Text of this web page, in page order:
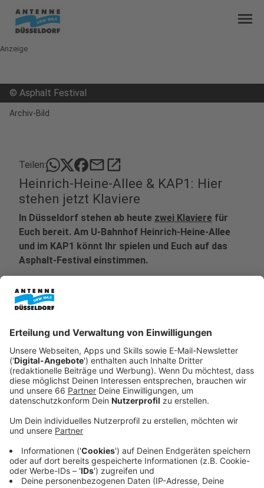
menu
Anzeige
© Asphalt Festival
Archiv-Bild
Teilen: mailopen_in_new
Heinrich-Heine-Allee & KAP1: Hier
stehen jetzt Klaviere
In Düsseldorf stehen ab heute zwei Klaviere für
Euch bereit. Am U-Bahnhof Heinrich-Heine-Allee
und im KAP1 könnt Ihr spielen und Euch auf das
Asphalt-Festival einstimmen.
In der Düsseldorfer Innenstadt stehen ab heute
wieder zwei Klaviere zum freien Spielen bereit. Die
Instrumente findet Ihr an zentralen Orten im
Stadtgebiet: im U-Bahnhof Heinrich-Heine-Allee sowie
Hintergrund der Aktion